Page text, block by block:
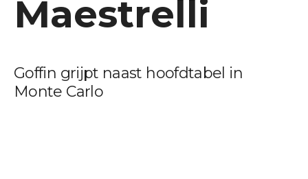
Maestrelli
Goffin grijpt naast hoofdtabel in
Monte Carlo